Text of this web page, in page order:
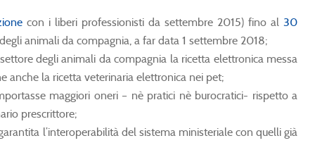
con i liberi professionisti da settembre 2015) fino al30
animali da compagnia, a far data 1 settembre 2018;
degli animali da compagnia la ricetta elettronica messa
anche la ricetta veterinaria elettronica nei pet;
maggiori oneri – nè pratici nè burocratici- rispetto a
prescrittore;
l’interoperabilità del sistema ministeriale con quelli già